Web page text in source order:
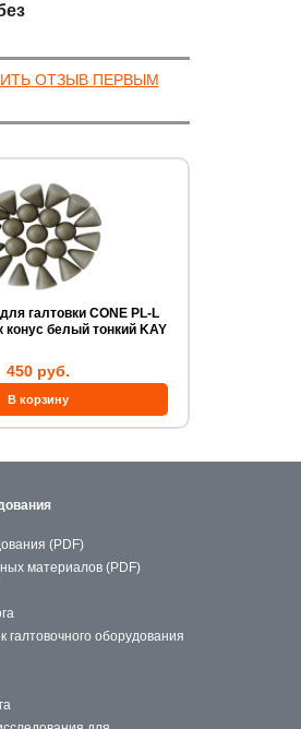
ОТЗЫВ ПЕРВЫМ
CONE PL-L
конус белый тонкий KAY
450 руб.
(PDF)
материалов (PDF)
галтовочного оборудования